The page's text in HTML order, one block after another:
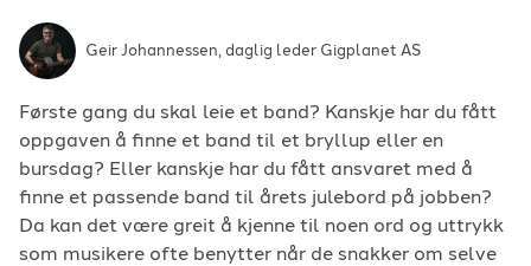
Gigplanet
For arrangører
For musiker
Geir Johannessen, daglig leder Gigplanet AS
Første gang du skal leie et band? Kanskje har du fått
oppgaven å finne et band til et bryllup eller en
bursdag? Eller kanskje har du fått ansvaret med å
finne et passende band til årets julebord på jobben?
Da kan det være greit å kjenne til noen ord og uttrykk
som musikere ofte benytter når de snakker om selve